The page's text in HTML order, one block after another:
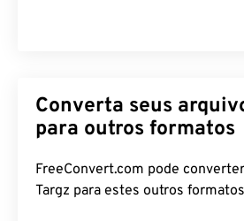
Converta seus arquivos
para outros formatos
FreeConvert.com pode
Targz para estes outros